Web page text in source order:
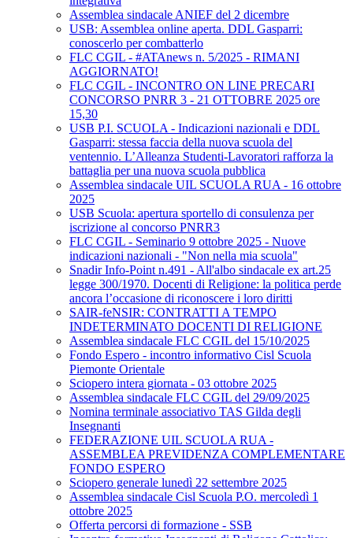
Assemblea sindacale ANIEF del 2 dicembre
USB: Assemblea online aperta. DDL Gasparri:
conoscerlo per combatterlo
FLC CGIL - #ATAnews n. 5/2025 - RIMANI
AGGIORNATO!
FLC CGIL - INCONTRO ON LINE PRECARI
CONCORSO PNRR 3 - 21 OTTOBRE 2025 ore
15,30
USB P.I. SCUOLA - Indicazioni nazionali e DDL
Gasparri: stessa faccia della nuova scuola del
ventennio. L’Alleanza Studenti-Lavoratori rafforza la
battaglia per una nuova scuola pubblica
Assemblea sindacale UIL SCUOLA RUA - 16 ottobre
2025
USB Scuola: apertura sportello di consulenza per
iscrizione al concorso PNRR3
FLC CGIL - Seminario 9 ottobre 2025 - Nuove
indicazioni nazionali - "Non nella mia scuola"
Snadir Info-Point n.491 - All'albo sindacale ex art.25
legge 300/1970. Docenti di Religione: la politica perde
ancora l’occasione di riconoscere i loro diritti
SAIR-feNSIR: CONTRATTI A TEMPO
INDETERMINATO DOCENTI DI RELIGIONE
Assemblea sindacale FLC CGIL del 15/10/2025
Fondo Espero - incontro informativo Cisl Scuola
Piemonte Orientale
Sciopero intera giornata - 03 ottobre 2025
Assemblea sindacale FLC CGIL del 29/09/2025
Nomina terminale associativo TAS Gilda degli
Insegnanti
FEDERAZIONE UIL SCUOLA RUA -
ASSEMBLEA PREVIDENZA COMPLEMENTARE
FONDO ESPERO
Sciopero generale lunedì 22 settembre 2025
Assemblea sindacale Cisl Scuola P.O. mercoledì 1
ottobre 2025
Offerta percorsi di formazione - SSB